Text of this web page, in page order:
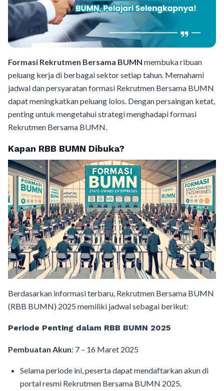
Formasi Rekrutmen Bersama BUMN membuka ribuan
peluang kerja di berbagai sektor setiap tahun. Memahami
jadwal dan persyaratan formasi Rekrutmen Bersama BUMN
dapat meningkatkan peluang lolos. Dengan persaingan ketat,
penting untuk mengetahui strategi menghadapi formasi
Rekrutmen Bersama BUMN.
Kapan RBB BUMN Dibuka?
Berdasarkan informasi terbaru, Rekrutmen Bersama BUMN
(RBB BUMN) 2025 memiliki jadwal sebagai berikut:
Periode Penting dalam RBB BUMN 2025
Pembuatan Akun: 7 – 16 Maret 2025
Selama periode ini, peserta dapat mendaftarkan akun di
portal resmi Rekrutmen Bersama BUMN 2025.